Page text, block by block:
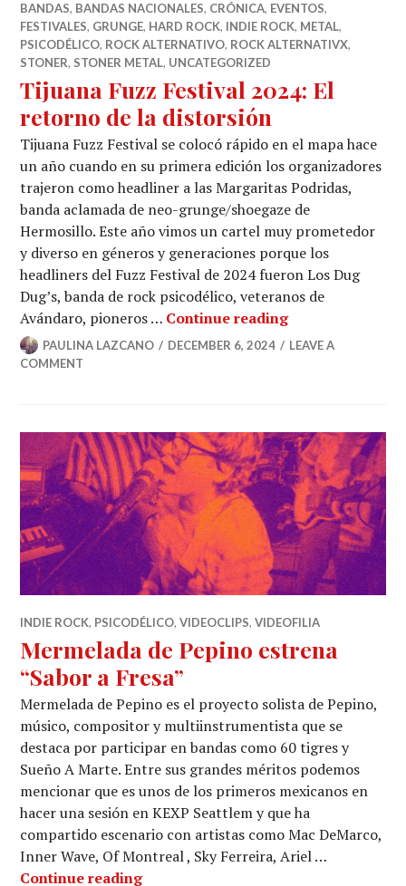
BANDAS, BANDAS NACIONALES, CRÓNICA, EVENTOS,
FESTIVALES, GRUNGE, HARD ROCK, INDIE ROCK, METAL,
PSICODÉLICO, ROCK ALTERNATIVO, ROCK ALTERNATIVX,
STONER, STONER METAL, UNCATEGORIZED
Tijuana Fuzz Festival 2024: El
retorno de la distorsión
Tijuana Fuzz Festival se colocó rápido en el mapa hace
un año cuando en su primera edición los organizadores
trajeron como headliner a las Margaritas Podridas,
banda aclamada de neo-grunge/shoegaze de
Hermosillo. Este año vimos un cartel muy prometedor
y diverso en géneros y generaciones porque los
headliners del Fuzz Festival de 2024 fueron Los Dug
Dug’s, banda de rock psicodélico, veteranos de
Avándaro, pioneros … Continue readingTijuana Fuzz
PAULINA LAZCANO DECEMBER 6, 2024
LEAVE A
COMMENT
INDIE ROCK, PSICODÉLICO,VIDEOCLIPS,VIDEOFILIA
Mermelada de Pepino estrena
“Sabor a Fresa”
Mermelada de Pepino es el proyecto solista de Pepino,
músico, compositor y multiinstrumentista que se
destaca por participar en bandas como 60 tigres y
Sueño A Marte. Entre sus grandes méritos podemos
mencionar que es unos de los primeros mexicanos en
hacer una sesión en KEXP Seattlem y que ha
compartido escenario con artistas como Mac DeMarco,
Inner Wave, Of Montreal , Sky Ferreira, Ariel …
Continue readingMermelada de Pepino estrena “Sabor